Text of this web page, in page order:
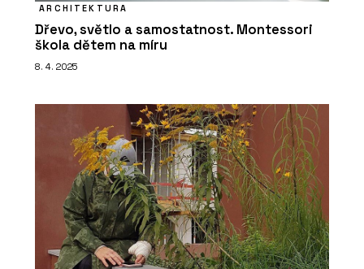
ARCHITEKTURA
Dřevo, světlo a samostatnost. Montessori
škola dětem na míru
8. 4. 2025